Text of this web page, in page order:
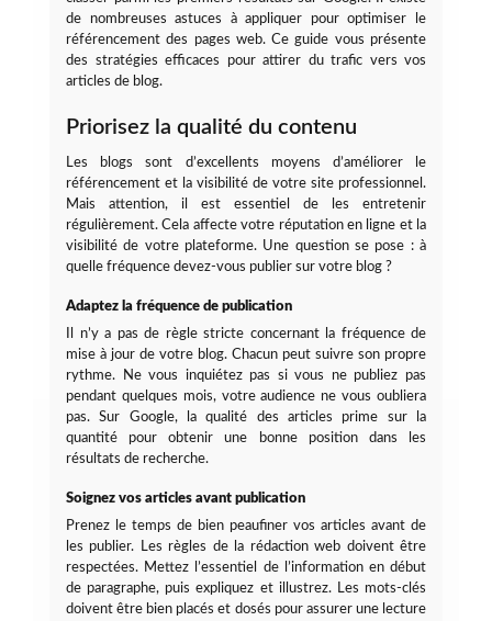
de nombreuses astuces à appliquer pour optimiser le
référencement des pages web. Ce guide vous présente
des stratégies efficaces pour attirer du trafic vers vos
articles de blog.
Priorisez la qualité du contenu
Les blogs sont d’excellents moyens d’améliorer le
référencement et la visibilité de votre site professionnel.
Mais attention, il est essentiel de les entretenir
régulièrement. Cela affecte votre réputation en ligne et la
visibilité de votre plateforme. Une question se pose : à
quelle fréquence devez-vous publier sur votre blog ?
Adaptez la fréquence de publication
Il n’y a pas de règle stricte concernant la fréquence de
mise à jour de votre blog. Chacun peut suivre son propre
rythme. Ne vous inquiétez pas si vous ne publiez pas
pendant quelques mois, votre audience ne vous oubliera
pas. Sur Google, la qualité des articles prime sur la
quantité pour obtenir une bonne position dans les
résultats de recherche.
Soignez vos articles avant publication
Prenez le temps de bien peaufiner vos articles avant de
les publier. Les règles de la rédaction web doivent être
respectées. Mettez l’essentiel de l’information en début
de paragraphe, puis expliquez et illustrez. Les mots-clés
doivent être bien placés et dosés pour assurer une lecture